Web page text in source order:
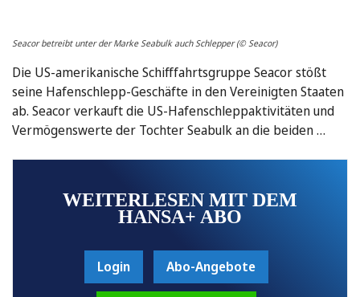
Seacor betreibt unter der Marke Seabulk auch Schlepper (© Seacor)
Die US-amerikanische Schifffahrtsgruppe Seacor stößt
seine Hafenschlepp-Geschäfte in den Vereinigten Staaten
ab. Seacor verkauft die US-Hafenschleppaktivitäten und
Vermögenswerte der Tochter Seabulk an die beiden …
WEITERLESEN MIT DEM
HANSA+ ABO
Login Abo-Angebote